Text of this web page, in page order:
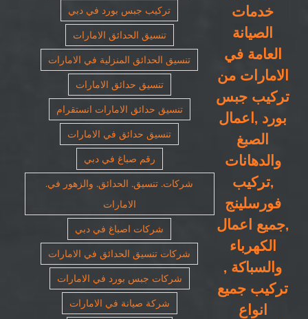
خدمات
الصيانة
العامة في
الامارات من
تركيب جبس
بورد ,اعمال
الصبغ
والدهانات
,تركيب
فورسلينج
,جميع اعمال
الكهرباء
والسباكة ,
تركيب جميع
انواع
تركيب جبس بورد في دبي
تنسيق الحدائق الامارات
تنسيق الحدائق المنزلية في الامارات
تنسيق حدائق الامارات
تنسيق حدائق الامارات انستقرام
تنسيق حدائق في الامارات
رقم صباغ في دبي
شركات. تنسيق. الحدائق. والزهور في.
الامارات
شركات اصباغ في دبي
شركات تنسيق الحدائق في الامارات
شركات جبس بورد في الامارات
شركة صيانة في الامارات